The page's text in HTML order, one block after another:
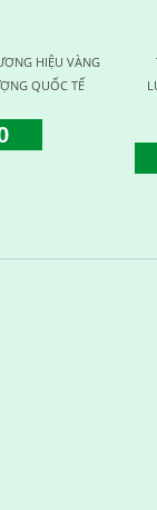
HIỆU VÀNG
QUỐC TẾ